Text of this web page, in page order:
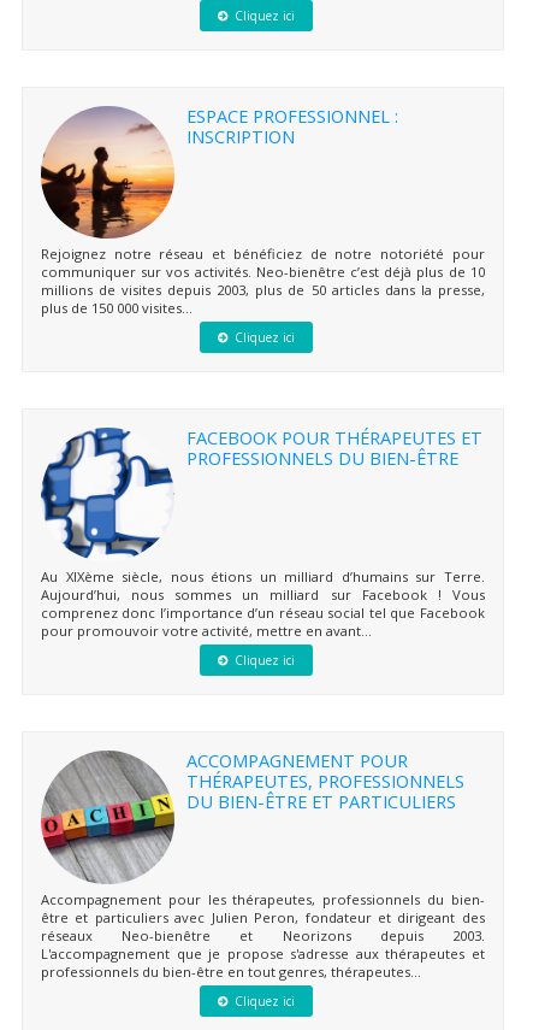
Cliquez ici
ESPACE PROFESSIONNEL :
INSCRIPTION
Rejoignez notre réseau et bénéficiez de notre notoriété pour
communiquer sur vos activités. Neo-bienêtre c’est déjà plus de 10
millions de visites depuis 2003, plus de 50 articles dans la presse,
plus de 150 000 visites...
Cliquez ici
FACEBOOK POUR THÉRAPEUTES ET
PROFESSIONNELS DU BIEN-ÊTRE
Au XIXème siècle, nous étions un milliard d’humains sur Terre.
Aujourd’hui, nous sommes un milliard sur Facebook ! Vous
comprenez donc l’importance d’un réseau social tel que Facebook
pour promouvoir votre activité, mettre en avant...
Cliquez ici
ACCOMPAGNEMENT POUR
THÉRAPEUTES, PROFESSIONNELS
DU BIEN-ÊTRE ET PARTICULIERS
Accompagnement pour les thérapeutes, professionnels du bien-
être et particuliers avec Julien Peron, fondateur et dirigeant des
réseaux Neo-bienêtre et Neorizons depuis 2003.
L'accompagnement que je propose s'adresse aux thérapeutes et
professionnels du bien-être en tout genres, thérapeutes...
Cliquez ici